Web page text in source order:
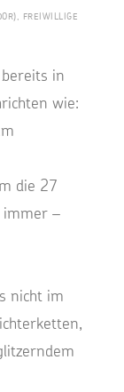
, FREIWILLIGE
in
wie:
die 27
immer –
nicht im